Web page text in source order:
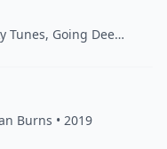
Tunes, Going Deeper
Burns • 2019